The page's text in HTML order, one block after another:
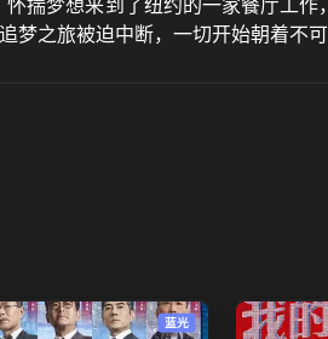
梦想来到了纽约的一家餐厅工作
之旅被迫中断，一切开始朝着不可
蓝光